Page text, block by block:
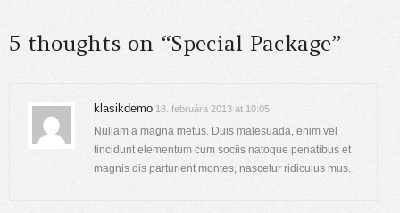
navigation
5 thoughts on “Special Package”
klasikdemo 18. februára 2013 at 10:05
Nullam a magna metus. Duis malesuada, enim vel
tincidunt elementum cum sociis natoque penatibus et
magnis dis parturient montes, nascetur ridiculus mus.